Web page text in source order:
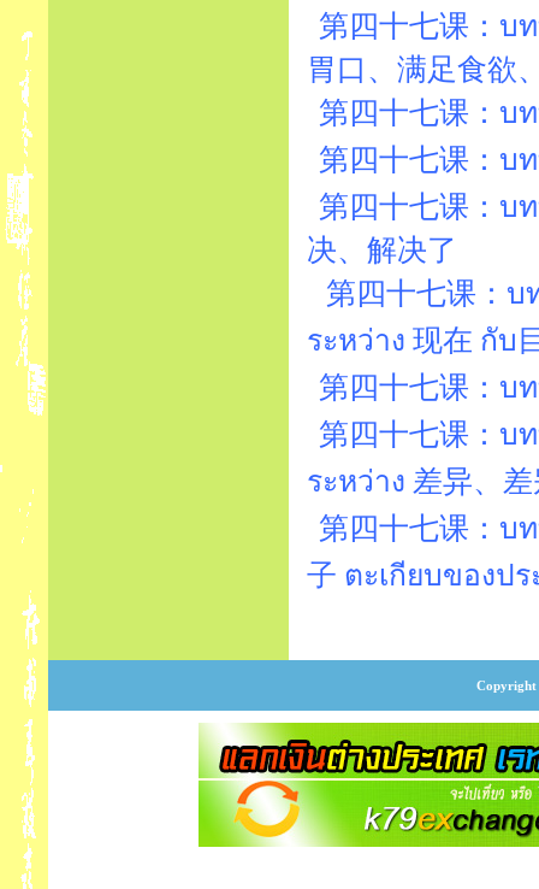
第四十七课：บ
胃口、满足食欲
第四十七课：บ
第四十七课：บ
第四十七课：บ
决、解决了
第四十七课：
ระหว่าง 现在 กับ
第四十七课：บ
第四十七课：บ
ระหว่าง 差异、
第四十七课：บ
子 ตะเกียบของป
Copyright